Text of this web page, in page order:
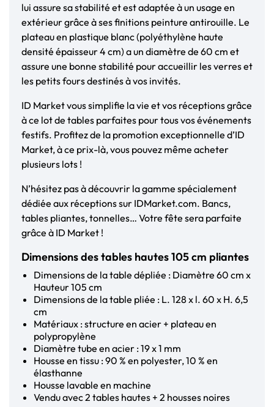
lui assure sa stabilité et est adaptée à un usage en
extérieur grâce à ses finitions peinture antirouille. Le
plateau en plastique blanc (polyéthylène haute
densité épaisseur 4 cm) a un diamètre de 60 cm et
assure une bonne stabilité pour accueillir les verres et
les petits fours destinés à vos invités.
ID Market vous simplifie la vie et vos réceptions grâce
à ce lot de tables parfaites pour tous vos événements
festifs. Profitez de la promotion exceptionnelle d’ID
Market, à ce prix-là, vous pouvez même acheter
plusieurs lots !
N’hésitez pas à découvrir la gamme spécialement
dédiée aux réceptions sur IDMarket.com. Bancs,
tables pliantes, tonnelles… Votre fête sera parfaite
grâce à ID Market !
Dimensions des tables hautes 105 cm pliantes
Dimensions de la table dépliée : Diamètre 60 cm x
Hauteur 105 cm
Dimensions de la table pliée : L. 128 x l. 60 x H. 6,5
cm
Matériaux : structure en acier + plateau en
polypropylène
Diamètre tube en acier : 19 x 1 mm
Housse en tissu : 90 % en polyester, 10 % en
élasthanne
Housse lavable en machine
Vendu avec 2 tables hautes + 2 housses noires